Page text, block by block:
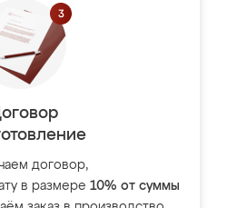
договор,
в размере 10% от суммы